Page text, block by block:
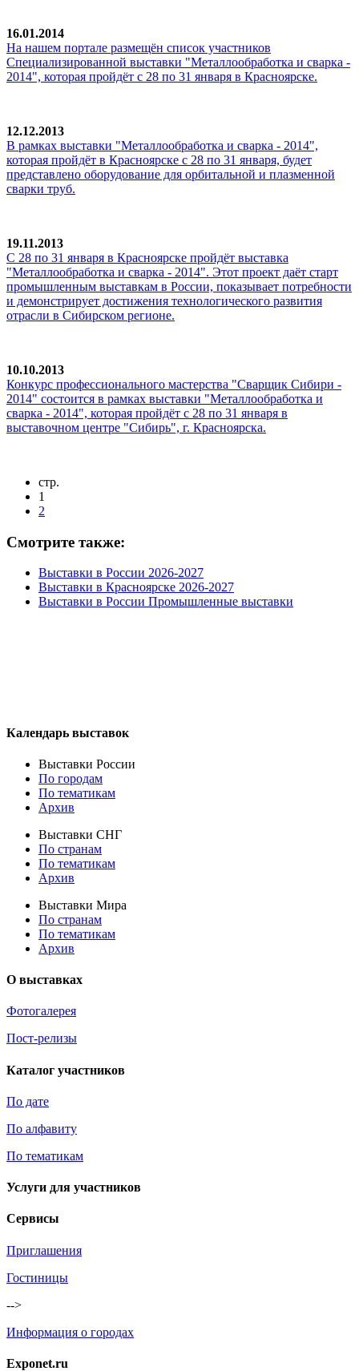
16.01.2014
На нашем портале размещён список участников
Специализированной выставки "Металлообработка и сварка -
2014", которая пройдёт с 28 по 31 января в Красноярске.
12.12.2013
В рамках выставки "Металлообработка и сварка - 2014",
которая пройдёт в Красноярске с 28 по 31 января, будет
представлено оборудование для орбитальной и плазменной
сварки труб.
19.11.2013
С 28 по 31 января в Красноярске пройдёт выставка
"Металлообработка и сварка - 2014". Этот проект даёт старт
промышленным выставкам в России, показывает потребности
и демонстрирует достижения технологического развития
отрасли в Сибирском регионе.
10.10.2013
Конкурс профессионального мастерства "Сварщик Сибири -
2014" состоится в рамках выставки "Металлообработка и
сварка - 2014", которая пройдёт с 28 по 31 января в
выставочном центре "Сибирь", г. Красноярска.
стр.
1
2
Смотрите также:
Выставки в России 2026-2027
Выставки в Красноярске 2026-2027
Выставки в России Промышленные выставки
Календарь выставок
Выставки России
По городам
По тематикам
Архив
Выставки СНГ
По странам
По тематикам
Архив
Выставки Мира
По странам
По тематикам
Архив
О выставках
Фотогалерея
Пост-релизы
Каталог участников
По дате
По алфавиту
По тематикам
Услуги для участников
Сервисы
Приглашения
Гостиницы
-->
Информация о городах
Exponet.ru